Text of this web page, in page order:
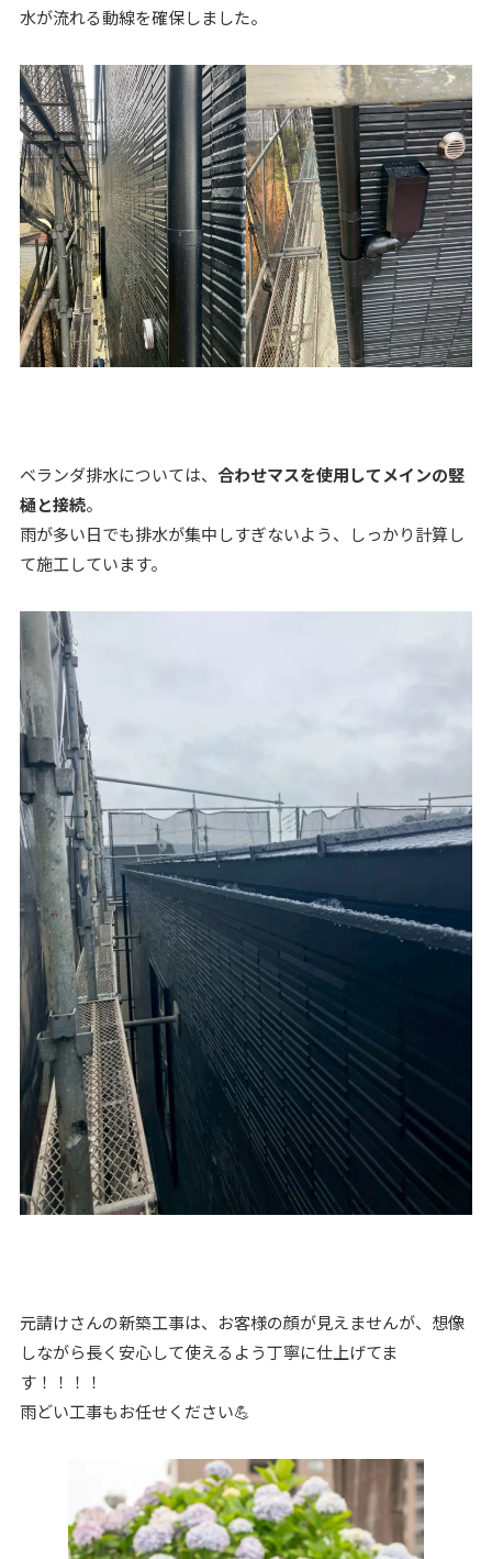
水が流れる動線を確保しました。
ベランダ排水については、 合わせマスを使用してメインの竪
樋と接続。
雨が多い日でも排水が集中しすぎないよう、しっかり計算し
て施工しています。
元請けさんの新築工事は、お客様の顔が見えませんが、想像
しながら長く安心して使えるよう丁寧に仕上げてま
す！！！！
雨どい工事もお任せください💪